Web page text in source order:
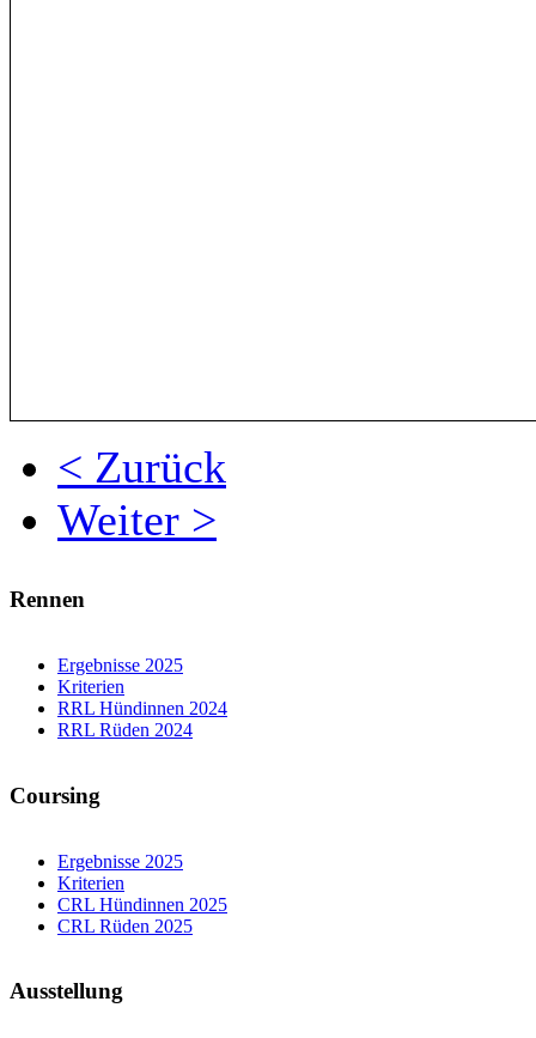
< Zurück
Weiter >
Rennen
Ergebnisse 2025
Kriterien
RRL Hündinnen 2024
RRL Rüden 2024
Coursing
Ergebnisse 2025
Kriterien
CRL Hündinnen 2025
CRL Rüden 2025
Ausstellung